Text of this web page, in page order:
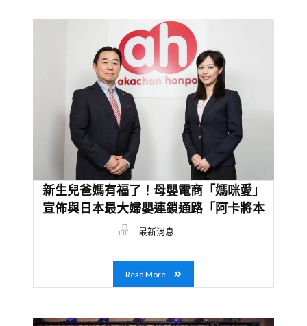
新生兒爸媽有福了！母嬰電商「媽咪愛」
宣佈與日本最大婦嬰連鎖通路「阿卡將本
舖」正式合作
最新消息
Read More